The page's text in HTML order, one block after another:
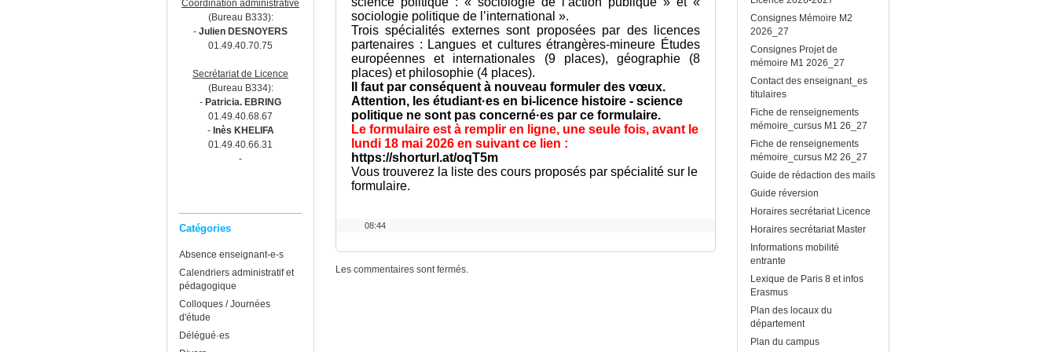
Coordination administrative
(Bureau B333):
- Julien DESNOYERS
01.49.40.70.75
Secrétariat de Licence
(Bureau B334):
- Patricia. EBRING
01.49.40.68.67
- Inès KHELIFA
01.49.40.66.31
-
Catégories
Absence enseignant-e-s
Calendriers administratif et
pédagogique
Colloques / Journées
d'étude
Délégué·es
Consignes Mémoire M2
2026_27
Consignes Projet de
mémoire M1 2026_27
Contact des enseignant_es
titulaires
Fiche de renseignements
mémoire_cursus M1 26_27
Fiche de renseignements
mémoire_cursus M2 26_27
Guide de rédaction des mails
Guide réversion
Horaires secrétariat Licence
Horaires secrétariat Master
Informations mobilité
entrante
Lexique de Paris 8 et infos
Erasmus
Plan des locaux du
département
Plan du campus
sociologie politique de l’international ».
Trois spécialités externes sont proposées par des licences
partenaires : Langues et cultures étrangères-mineure Études
européennes et internationales (9 places), géographie (8
places) et philosophie (4 places).
Il faut par conséquent à nouveau formuler des vœux.
Attention, les étudiant·es en bi-licence histoire - science
politique ne sont pas concerné·es par ce formulaire.
Le formulaire est à remplir en ligne, une seule fois, avant le
lundi 18 mai 2026 en suivant ce lien :
https://shorturl.at/oqT5m
Vous trouverez la liste des cours proposés par spécialité sur le
formulaire.
08:44
Les commentaires sont fermés.